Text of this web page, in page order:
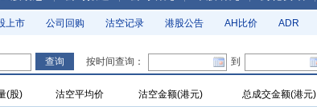
上市 公司回购 沽空记录 港股公告 AH比价 ADR
按时间查询： 到
(股) 沽空平均价 沽空金额(港元) 总成交金额(港元)